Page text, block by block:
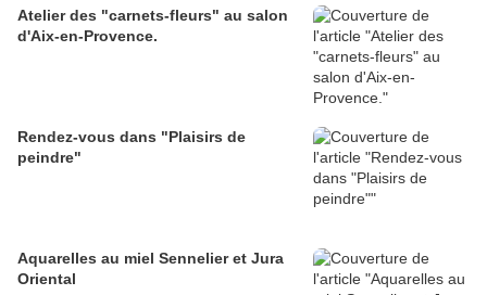
Atelier des "carnets-fleurs" au salon
d'Aix-en-Provence.
Rendez-vous dans "Plaisirs de
peindre"
Aquarelles au miel Sennelier et Jura
Oriental